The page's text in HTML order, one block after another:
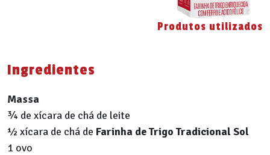
Produtos utilizados
Ingredientes
Massa
¾ de xícara de chá de leite
½ xícara de chá de Farinha de Trigo Tradicional Sol
1 ovo